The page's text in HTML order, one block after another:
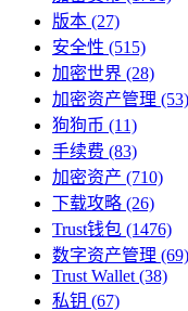
版本 (27)
安全性 (515)
加密世界 (28)
加密资产管理 (53)
狗狗币 (11)
手续费 (83)
加密资产 (710)
下载攻略 (26)
Trust钱包 (1476)
数字资产管理 (69)
Trust Wallet (38)
私钥 (67)